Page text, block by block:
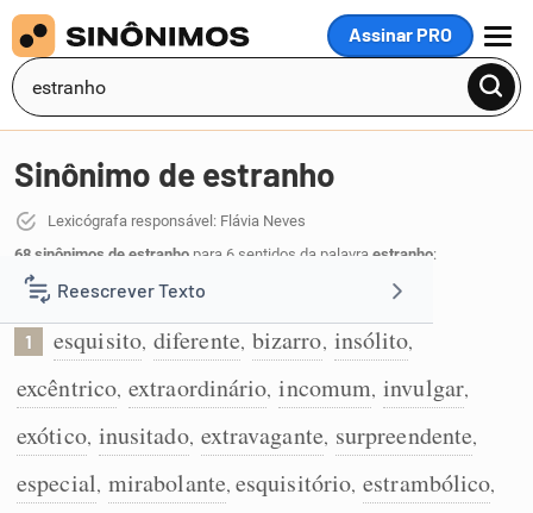
Assinar PRO
MENU
Reescrever Texto
Resumir Texto
Corrigir Texto
Detector de IA
Sinônimo de estranho
Lexicógrafa responsável: Flávia Neves
68 sinônimos de estranho para 6 sentidos da palavra estranho:
Que é esquisito, fora dos padrões normais:
1 esquisito, diferente, bizarro, insólito,
excêntrico, extraordinário, incomum, invulgar,
exótico, inusitado, extravagante, surpreendente,
especial, mirabolante, esquisitório, estrambólico,